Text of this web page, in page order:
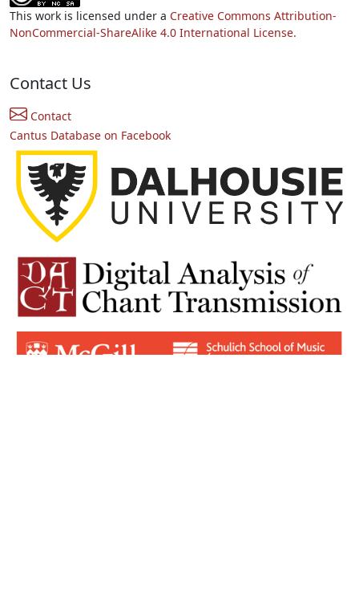
This work is licensed under a Creative Commons Attribution-
NonCommercial-ShareAlike 4.0 International License.
Contact Us
Contact
Cantus Database on Facebook